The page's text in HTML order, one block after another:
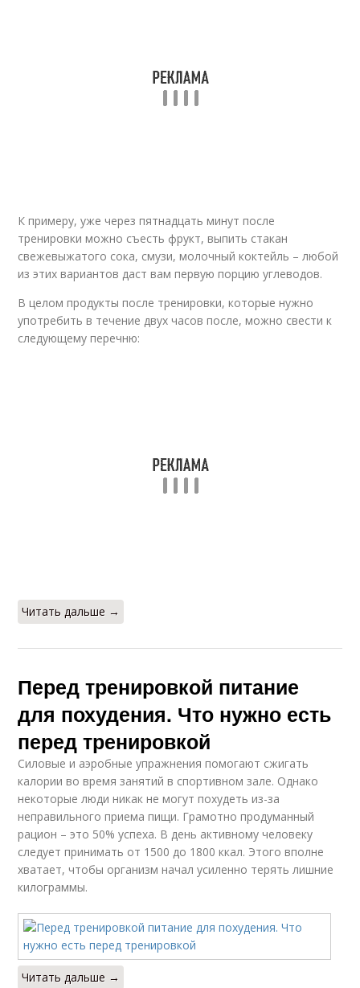
Тренировки для
Блюда до тренировки
К примеру, уже через пятнадцать минут после
тренировки можно съесть фрукт, выпить стакан
свежевыжатого сока, смузи, молочный коктейль – любой
из этих вариантов даст вам первую порцию углеводов.
В целом продукты после тренировки, которые нужно
употребить в течение двух часов после, можно свести к
следующему перечню:
Читать дальше →
Перед тренировкой питание
для похудения. Что нужно есть
перед тренировкой
Силовые и аэробные упражнения помогают сжигать
калории во время занятий в спортивном зале. Однако
некоторые люди никак не могут похудеть из-за
неправильного приема пищи. Грамотно продуманный
рацион – это 50% успеха. В день активному человеку
следует принимать от 1500 до 1800 ккал. Этого вполне
хватает, чтобы организм начал усиленно терять лишние
килограммы.
Читать дальше →